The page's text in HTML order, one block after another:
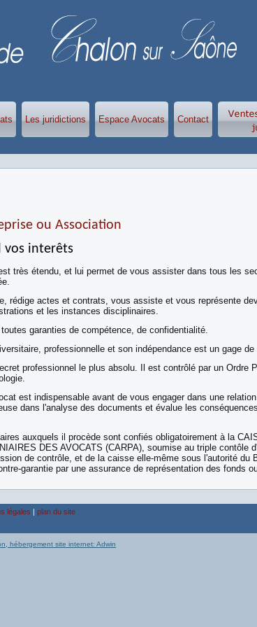
Les juridictions Espace Avocats Contact
ou Association
vos interêts
très étendu, et lui permet de vous assister dans tous les
rédige actes et contrats, vous assiste et vous représente
et les instances disciplinaires.
garanties de compétence, de confidentialité.
professionnelle et son indépendance est un gage de
professionnel le plus absolu. Il est contrôlé par un Ordre
est indispensable avant de vous engager dans une
dans l'analyse des documents et évalue les
auxquels il procède sont confiés obligatoirement à la
DES AVOCATS (CARPA), soumise au triple contôle
de contrôle, et de la caisse elle-même sous l'autorité du
garantie par une assurance de représentation des fonds
légales | plan du site
hébergement site internet: Adwin